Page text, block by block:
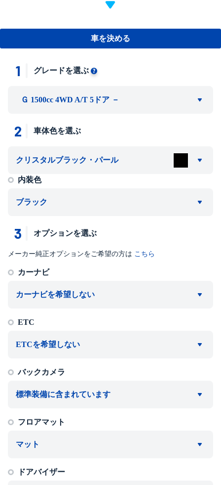
車を決める
1 グレードを選ぶ
Ｇ 1500cc 4WD A/T 5ドア －
2 車体色を選ぶ
クリスタルブラック・パール
内装色
ブラック
3 オプションを選ぶ
メーカー純正オプションをご希望の方は こちら
カーナビ
カーナビを希望しない
ETC
ETCを希望しない
バックカメラ
標準装備に含まれています
フロアマット
マット
ドアバイザー